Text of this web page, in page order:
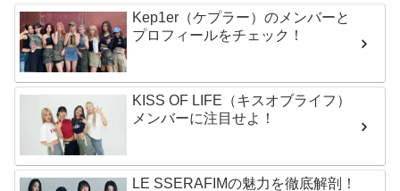
Kep1er（ケプラー）のメンバーと
プロフィールをチェック！
KISS OF LIFE（キスオブライフ）
メンバーに注目せよ！
LE SSERAFIMの魅力を徹底解剖！